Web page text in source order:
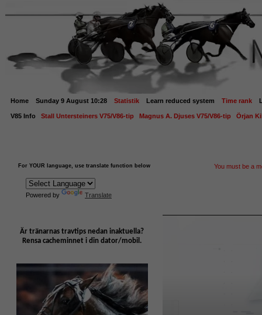
Home Sunday 9 August10:28 Statistik Learn reduced system Time rank
V85 Info Stall Untersteiners V75/V86-tip Magnus A. Djuses V75/V86-tip Örjan
For YOUR language, use translate function below
Powered by Translate
Är tränarnas travtips nedan inaktuella?
Rensa cacheminnet i din dator/mobil.
You must be a